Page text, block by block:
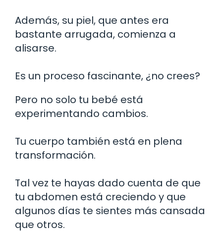
Además, su piel, que antes era
bastante arrugada, comienza a
alisarse.
Es un proceso fascinante, ¿no crees?
Pero no solo tu bebé está
experimentando cambios.
Tu cuerpo también está en plena
transformación.
Tal vez te hayas dado cuenta de que
tu abdomen está creciendo y que
algunos días te sientes más cansada
que otros.